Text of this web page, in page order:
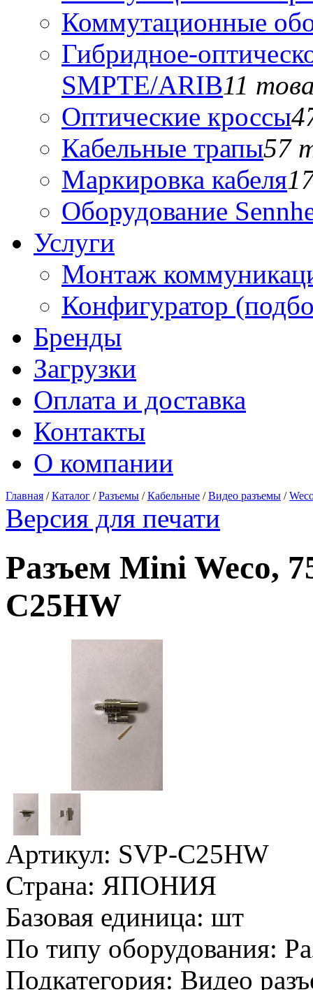
Коммутационные
Гибридное-
SMPTE/ARIB11
Оптические кроссы
Кабельные трапы57
Маркировка кабеля
Оборудование
Услуги
Монтаж
Конфигуратор
Бренды
Загрузки
Оплата и доставка
Контакты
О компании
Главная /Каталог /Разъемы /Кабельные /Видео разъемы /
Версия для печати
Разъем Mini Weco,
C25HW
Артикул: SVP-C25HW
Страна: ЯПОНИЯ
Базовая единица: шт
По типу оборудования:
Подкатегория: Видео